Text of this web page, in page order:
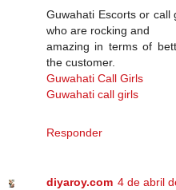
Guwahati Escorts or call
who are rocking and
amazing in terms of
the customer.
Guwahati Call Girls
Guwahati call girls
Responder
diyaroy.com 4 de abril